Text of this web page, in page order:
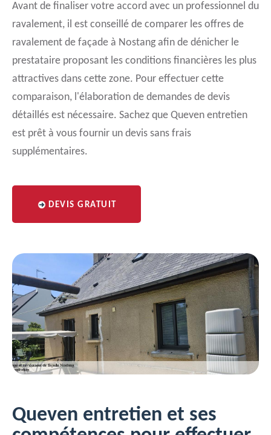
Avant de finaliser votre accord avec un professionnel du
ravalement, il est conseillé de comparer les offres de
ravalement de façade à Nostang afin de dénicher le
prestataire proposant les conditions financières les plus
attractives dans cette zone. Pour effectuer cette
comparaison, l'élaboration de demandes de devis
détaillés est nécessaire. Sachez que Queven entretien
est prêt à vous fournir un devis sans frais
supplémentaires.
DEVIS GRATUIT
Queven entretien et ses